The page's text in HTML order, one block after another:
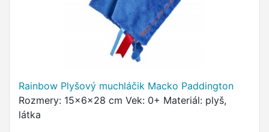
Rainbow Plyšový muchláčik Macko Paddington
Rozmery: 15x6x28 cm Vek: 0+ Materiál: plyš,
látka